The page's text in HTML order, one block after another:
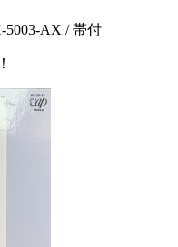
5003-AX / 帯付